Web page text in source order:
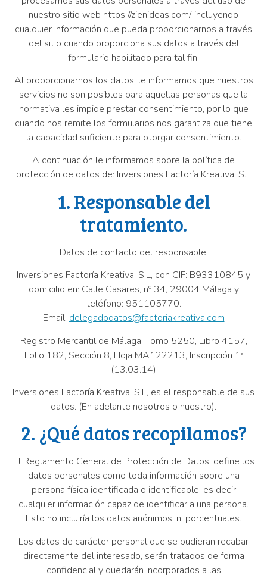
nuestro sitio web https://zienideas.com/, incluyendo
cualquier información que pueda proporcionarnos a través
del sitio cuando proporciona sus datos a través del
formulario habilitado para tal fin.
Al proporcionarnos los datos, le informamos que nuestros
servicios no son posibles para aquellas personas que la
normativa les impide prestar consentimiento, por lo que
cuando nos remite los formularios nos garantiza que tiene
la capacidad suficiente para otorgar consentimiento.
A continuación le informamos sobre la política de
protección de datos de: Inversiones Factoría Kreativa, S.L
1. Responsable del
tratamiento.
Datos de contacto del responsable:
Inversiones Factoría Kreativa, S.L, con CIF: B93310845 y
domicilio en: Calle Casares, nº 34, 29004 Málaga y
teléfono: 951105770.
Email: delegadodatos@factoriakreativa.com
Registro Mercantil de Málaga, Tomo 5250, Libro 4157,
Folio 182, Sección 8, Hoja MA122213, Inscripción 1ª
(13.03.14)
Inversiones Factoría Kreativa, S.L, es el responsable de sus
datos. (En adelante nosotros o nuestro).
2. ¿Qué datos recopilamos?
El Reglamento General de Protección de Datos, define los
datos personales como toda información sobre una
persona física identificada o identificable, es decir
cualquier información capaz de identificar a una persona.
Esto no incluiría los datos anónimos, ni porcentuales.
Los datos de carácter personal que se pudieran recabar
directamente del interesado, serán tratados de forma
confidencial y quedarán incorporados a las